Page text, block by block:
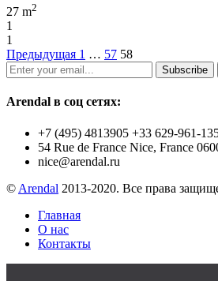
27 m2
1
1
Предыдущая 1 … 57 58
Subscribe
Arendal в соц сетях:
+7 (495) 4813905 +33 629-961-
54 Rue de France Nice, France
nice@arendal.ru
© Arendal 2013-2020. Все права
Главная
О нас
Контакты